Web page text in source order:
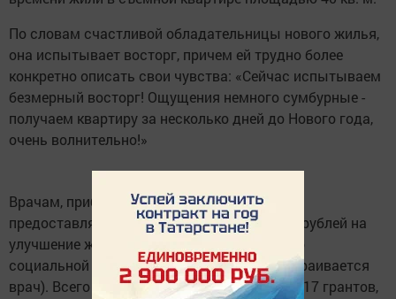
По словам счастливой обладательницы нового жилья,
она испытывает восторг, причем ей трудно более
конкретно описать свои чувства: «Сейчас испытываем
безмерный восторг! Ощущения немного сумбурные -
получаем квартиру за несколько дней до Нового года,
очень волнительно!»
Врачам, прибывшим на работу в Татарстан,
предоставляется грант в размере 500 тыс. рублей на
улучшение жилищных условий (квартира по
социальной ипотеке в районе, где трудоустраивается
врач). Всего с 2014-го по 2017 год выдано 617 грантов,